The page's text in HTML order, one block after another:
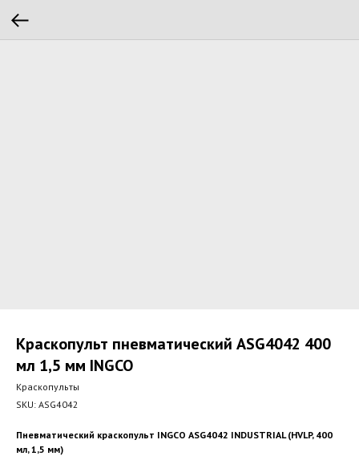
Краскопульт пневматический ASG4042 400
мл 1,5 мм INGCO
Краскопульты
SKU: ASG4042
Пневматический краскопульт INGCO ASG4042 INDUSTRIAL (HVLP, 400
мл, 1,5 мм)